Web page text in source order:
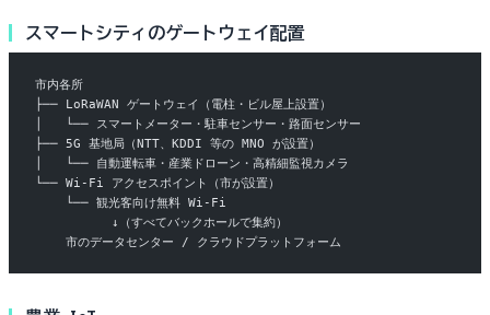
スマートシティのゲートウェイ配置
市内各所
├── LoRaWAN ゲートウェイ（電柱・ビル屋上設置）
│   └── スマートメーター・駐車センサー・路面センサー
├── 5G 基地局（NTT、KDDI 等の MNO が設置）
│   └── 自動運転車・産業ドローン・高精細監視カメラ
└── Wi-Fi アクセスポイント（市が設置）
    └── 観光客向け無料 Wi-Fi
          ↓（すべてバックホールで集約）
    市のデータセンター / クラウドプラットフォーム